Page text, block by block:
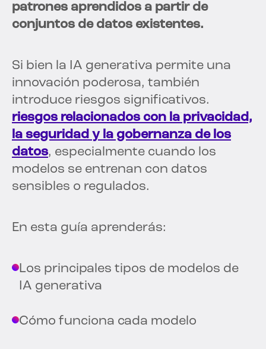
patrones aprendidos a partir de
conjuntos de datos existentes.
Si bien la IA generativa permite una
innovación poderosa, también
introduce riesgos significativos.
riesgos relacionados con la privacidad,
la seguridad y la gobernanza de los
datos, especialmente cuando los
modelos se entrenan con datos
sensibles o regulados.
En esta guía aprenderás:
Los principales tipos de modelos de
IA generativa
Cómo funciona cada modelo